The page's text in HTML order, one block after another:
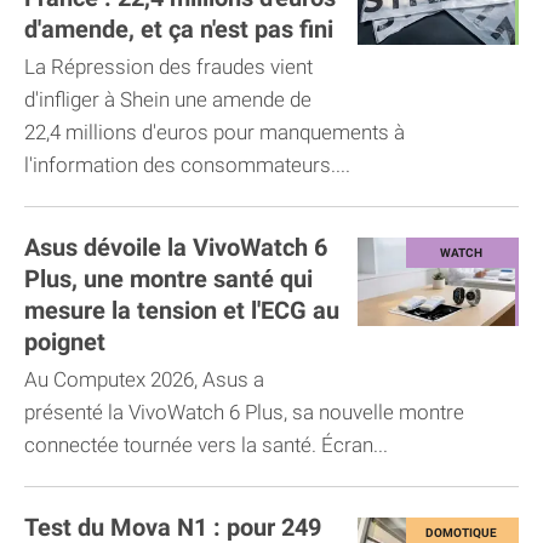
d'amende, et ça n'est pas fini
La Répression des fraudes vient
d'infliger à Shein une amende de
22,4 millions d'euros pour manquements à
l'information des consommateurs....
Asus dévoile la VivoWatch 6
Plus, une montre santé qui
mesure la tension et l'ECG au
poignet
Au Computex 2026, Asus a
présenté la VivoWatch 6 Plus, sa nouvelle montre
connectée tournée vers la santé. Écran...
Test du Mova N1 : pour 249